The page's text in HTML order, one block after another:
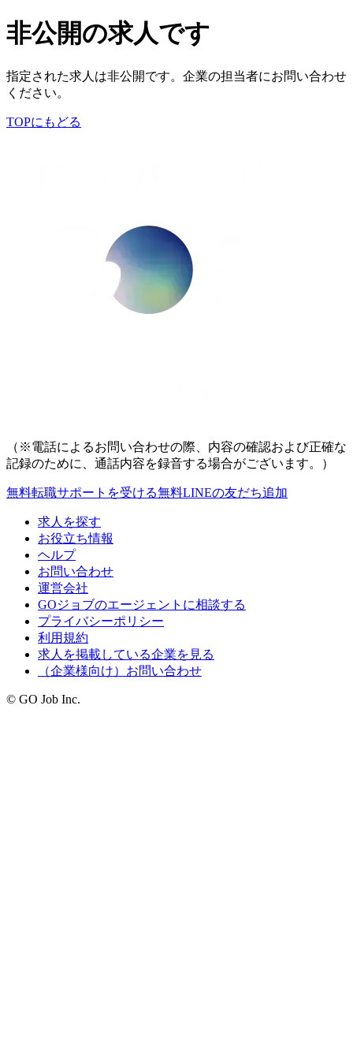
非公開の求人です
指定された求人は非公開です。企業の担当者にお問い合わせ
ください。
TOPにもどる
（※電話によるお問い合わせの際、内容の確認および正確な
記録のために、通話内容を録音する場合がございます。）
無料転職サポートを受ける無料LINEの友だち追加
求人を探す
お役立ち情報
ヘルプ
お問い合わせ
運営会社
GOジョブのエージェントに相談する
プライバシーポリシー
利用規約
求人を掲載している企業を見る
（企業様向け）お問い合わせ
© GO Job Inc.